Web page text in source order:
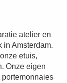
atelier en
in Amsterdam.
etuis,
Onze eigen